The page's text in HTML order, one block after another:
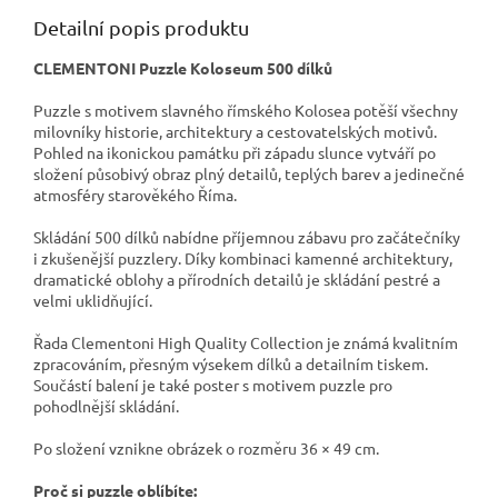
Detailní popis produktu
CLEMENTONI Puzzle Koloseum 500 dílků
Puzzle s motivem slavného římského Kolosea potěší všechny
milovníky historie, architektury a cestovatelských motivů.
Pohled na ikonickou památku při západu slunce vytváří po
složení působivý obraz plný detailů, teplých barev a jedinečné
atmosféry starověkého Říma.
Skládání 500 dílků nabídne příjemnou zábavu pro začátečníky
i zkušenější puzzlery. Díky kombinaci kamenné architektury,
dramatické oblohy a přírodních detailů je skládání pestré a
velmi uklidňující.
Řada Clementoni High Quality Collection je známá kvalitním
zpracováním, přesným výsekem dílků a detailním tiskem.
Součástí balení je také poster s motivem puzzle pro
pohodlnější skládání.
Po složení vznikne obrázek o rozměru 36 × 49 cm.
Proč si puzzle oblíbíte: